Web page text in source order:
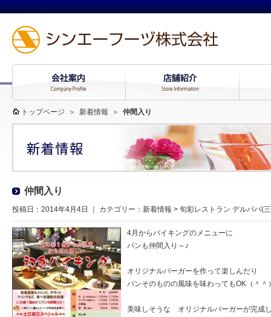
トップページ ＞ 新着情報 ＞ 仲間入り
仲間入り
投稿日：2014年4月4日 ｜ カテゴリー： 新着情報 > 旬彩レストラン デルパパ(
4月からバイキングのメニューに
パンも仲間入り～♪
オリジナルバーガーを作って楽しんだり
パンそのものの風味を味わってもOK（＾＾
美味しそうな オリジナルバーガーが完成